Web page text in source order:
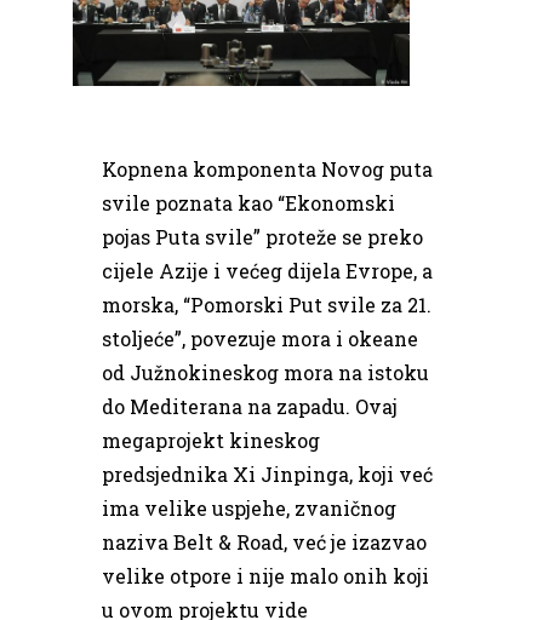
Kopnena komponenta Novog puta
svile poznata kao “Ekonomski
pojas Puta svile” proteže se preko
cijele Azije i većeg dijela Evrope, a
morska, “Pomorski Put svile za 21.
stoljeće”, povezuje mora i okeane
od Južnokineskog mora na istoku
do Mediterana na zapadu. Ovaj
megaprojekt kineskog
predsjednika Xi Jinpinga, koji već
ima velike uspjehe, zvaničnog
naziva Belt & Road, već je izazvao
velike otpore i nije malo onih koji
u ovom projektu vide